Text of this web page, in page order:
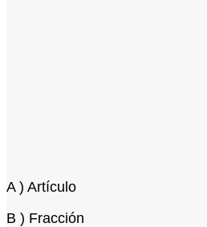
A ) Artículo
B ) Fracción